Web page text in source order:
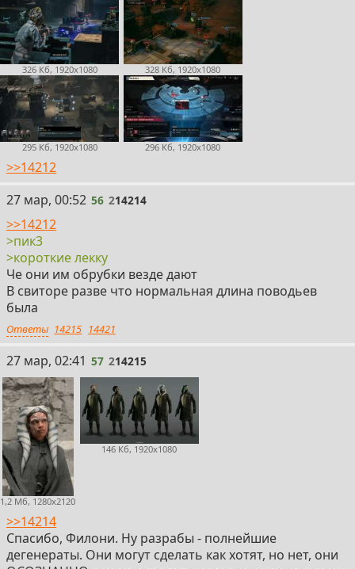
326 Кб, 1920x1080 328 Кб, 1920x1080
295 Кб, 1920x1080 296 Кб, 1920x1080
>>14212
56
27 мар, 00:52 56 214214
>>14212
>пик3
>короткие лекку
Че они им обрубки везде дают
В свиторе разве что нормальная длина поводьев
была
Ответы 14215 14421
57
27 мар, 02:41 57 214215
1,2 Мб, 1280x2120
146 Кб, 1920x1080
>>14214
Спасибо, Филони. Ну разрабы - полнейшие
дегенераты. Они могут сделать как хотят, но нет, они